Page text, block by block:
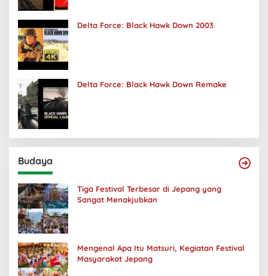
Delta Force: Black Hawk Down 2003
Delta Force: Black Hawk Down Remake
Budaya
Tiga Festival Terbesar di Jepang yang
Sangat Menakjubkan
Mengenal Apa Itu Matsuri, Kegiatan Festival
Masyarakat Jepang